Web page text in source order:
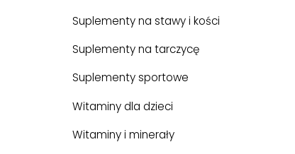
Suplementy na stawy i kości
Suplementy na tarczycę
Suplementy sportowe
Witaminy dla dzieci
Witaminy i minerały